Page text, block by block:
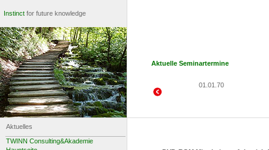
Instinct for future knowledge
Aktuelle Seminartermine
01.01.70
Aktuelles
TWINN Consulting&Akademie